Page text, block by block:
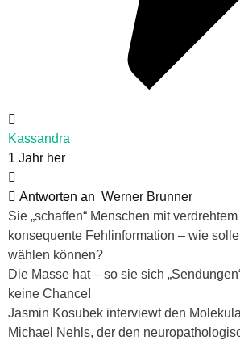
Kassandra
1 Jahr her
Antworten an Werner Brunner
Sie „schaffen“ Menschen mit
konsequente Fehlinformation – wie
wählen können?
Die Masse hat – so sie sich
keine Chance!
Jasmin Kosubek interviewt den
Michael Nehls, der den